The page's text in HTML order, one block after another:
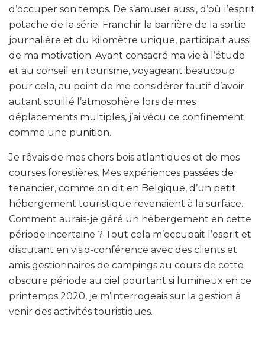
d’occuper son temps. De s’amuser aussi, d’où l’esprit
potache de la série. Franchir la barrière de la sortie
journalière et du kilomètre unique, participait aussi
de ma motivation. Ayant consacré ma vie à l’étude
et au conseil en tourisme, voyageant beaucoup
pour cela, au point de me considérer fautif d’avoir
autant souillé l’atmosphère lors de mes
déplacements multiples, j’ai vécu ce confinement
comme une punition.
Je rêvais de mes chers bois atlantiques et de mes
courses forestières. Mes expériences passées de
tenancier, comme on dit en Belgique, d’un petit
hébergement touristique revenaient à la surface.
Comment aurais-je géré un hébergement en cette
période incertaine ? Tout cela m’occupait l’esprit et
discutant en visio-conférence avec des clients et
amis gestionnaires de campings au cours de cette
obscure période au ciel pourtant si lumineux en ce
printemps 2020, je m’interrogeais sur la gestion à
venir des activités touristiques.